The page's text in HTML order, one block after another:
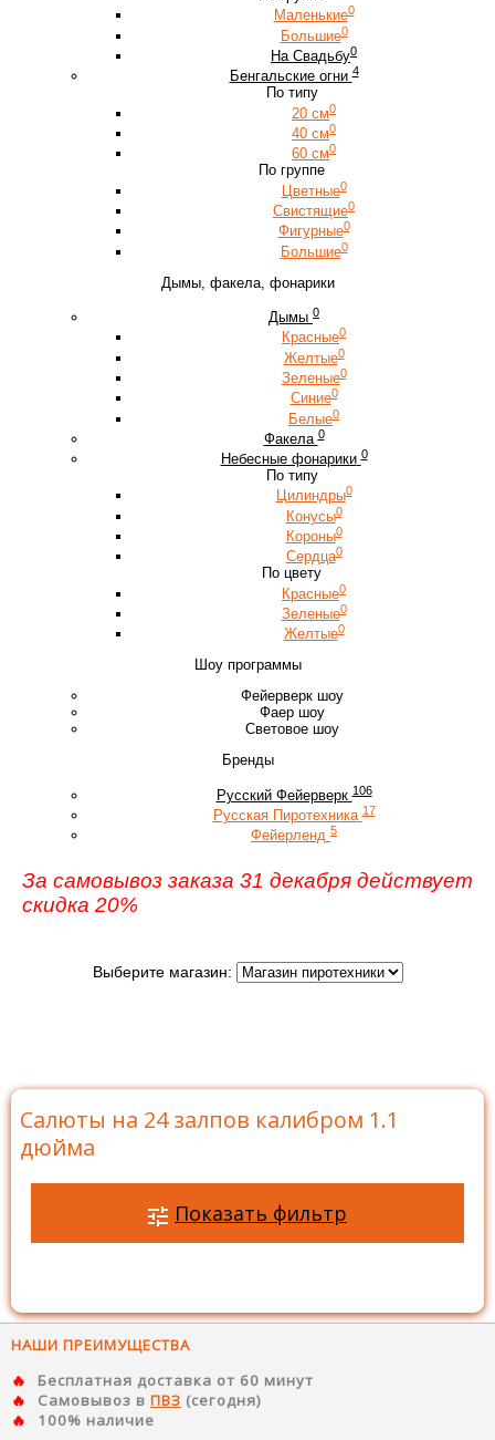
Маленькие0
Большие0
На Свадьбу0
Бенгальские огни 4
По типу
20 см0
40 см0
60 см0
По группе
Цветные0
Свистящие0
Фигурные0
Большие0
Дымы, факела, фонарики
Дымы 0
Красные0
Желтые0
Зеленые0
Синие0
Белые0
Факела 0
Небесные фонарики 0
По типу
Цилиндры0
Конусы0
Короны0
Сердца0
По цвету
Красные0
Зеленые0
Желтые0
Шоу программы
Фейерверк шоу
Фаер шоу
Световое шоу
Бренды
Русский Фейерверк 106
Русская Пиротехника 17
Фейерленд 5
За самовывоз заказа 31 декабря действует
скидка 20%
Выберите магазин:
Салюты на 24 залпов калибром 1.1
дюйма
Показать фильтр
НАШИ ПРЕИМУЩЕСТВА
Бесплатная доставка от 60 минут
Самовывоз в ПВЗ (сегодня)
100% наличие